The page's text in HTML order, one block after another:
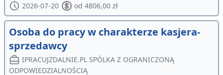
2026-07-20
od 4806,00 zł
Osoba do pracy w charakterze kasjera-
sprzedawcy
IPRACUJZDALNIE.PL SPÓLKA Z OGRANICZONĄ
ODPOWIEDZIALNOŚCIĄ